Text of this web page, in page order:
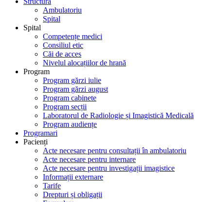
Ambulatoriu
Spital
Spital
Competențe medici
Consiliul etic
Căi de acces
Nivelul alocațiilor de hrană
Program
Program gărzi iulie
Program gărzi august
Program cabinete
Program secții
Laboratorul de Radiologie și Imagistică Medicală
Program audiențe
Programari
Pacienți
Acte necesare pentru consultații în ambulatoriu
Acte necesare pentru internare
Acte necesare pentru investigații imagistice
Informații externare
Tarife
Drepturi și obligații